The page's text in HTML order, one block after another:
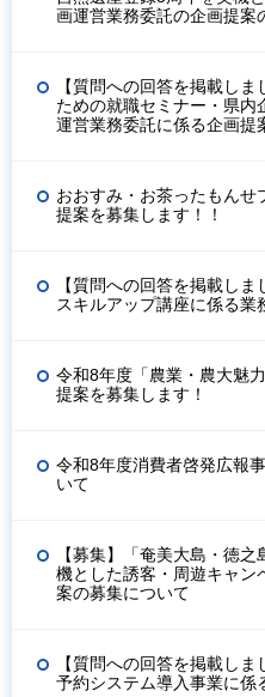
画運営業務委託の企画提案
【質問への回答を掲載し
ための就職セミナー・県内
運営業務委託に係る企画提
おおすみ・お茶ったもんせ
提案を募集します！！
【質問への回答を掲載し
スキルアップ講座に係る業
令和8年度「農業・農大魅
提案を募集します！
令和8年度消費者啓発広報
いて
【募集】「奄美大島・徳
機とした誘客・周遊キャン
案の募集について
【質問への回答を掲載し
予約システム導入事業に係